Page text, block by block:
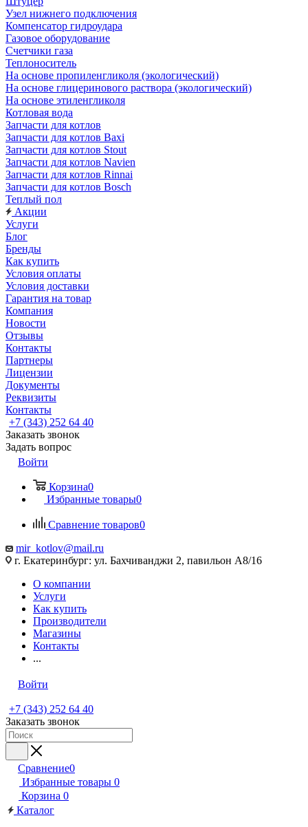
Узел нижнего подключения
Компенсатор гидроудара
Газовое оборудование
Счетчики газа
Теплоноситель
На основе пропиленгликоля (экологический)
На основе глицеринового раствора (экологический)
На основе этиленгликоля
Котловая вода
Запчасти для котлов
Запчасти для котлов Baxi
Запчасти для котлов Stout
Запчасти для котлов Navien
Запчасти для котлов Rinnai
Запчасти для котлов Bosch
Теплый пол
Акции
Услуги
Блог
Бренды
Как купить
Условия оплаты
Условия доставки
Гарантия на товар
Компания
Новости
Отзывы
Контакты
Партнеры
Лицензии
Документы
Реквизиты
Контакты
+7 (343) 252 64 40
Заказать звонок
Задать вопрос
Войти
Корзина0
Избранные товары0
Сравнение товаров0
mir_kotlov@mail.ru
г. Екатеринбург: ул. Бахчиванджи 2, павильон А8/16
О компании
Услуги
Как купить
Производители
Магазины
Контакты
...
Войти
+7 (343) 252 64 40
Заказать звонок
Сравнение0
Избранные товары 0
Корзина 0
Каталог